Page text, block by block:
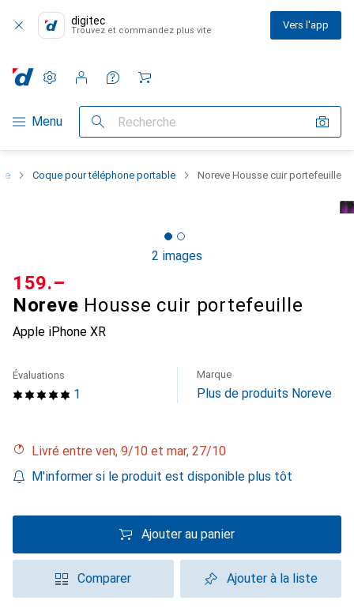
digitec
Trouvez et commandez plus vite Vers l'app
Navigation par catégorie
Menu Recherche
Paramètres
Compte client
Listes de comparaison
Listes d'envies
Panier
Coque pour téléphone portable Noreve Housse cuir portefeuille
2 images
Noreve Housse cuir portefeuille
Apple iPhone XR
CHF
159.–
1
Évaluations Marque
Plus de produits Noreve
Livré entre ven, 9/10 et mar, 27/10
M'informer si le produit est disponible plus tôt
Ajouter au panier
Comparer Ajouter à la liste